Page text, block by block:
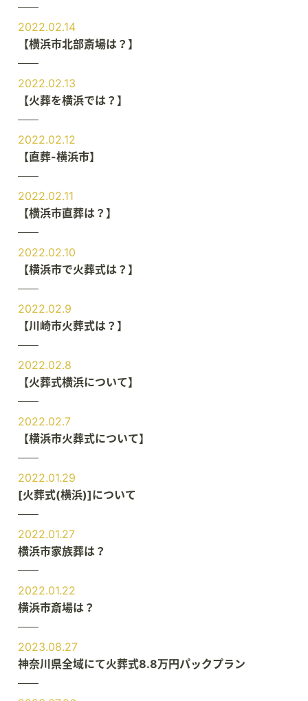
2022.02.14
【横浜市北部斎場は？】
2022.02.13
【火葬を横浜では？】
2022.02.12
【直葬-横浜市】
2022.02.11
【横浜市直葬は？】
2022.02.10
【横浜市で火葬式は？】
2022.02.9
【川崎市火葬式は？】
2022.02.8
【火葬式横浜について】
2022.02.7
【横浜市火葬式について】
2022.01.29
[火葬式(横浜)]について
2022.01.27
横浜市家族葬は？
2022.01.22
横浜市斎場は？
2023.08.27
神奈川県全域にて火葬式8.8万円パックプラン